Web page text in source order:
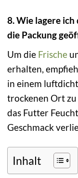
8. Wie lagere ich
die Packung
Um die Frische
erhalten,
in einem
trockenen Ort zu
das Futter
Geschmack
Inhalt